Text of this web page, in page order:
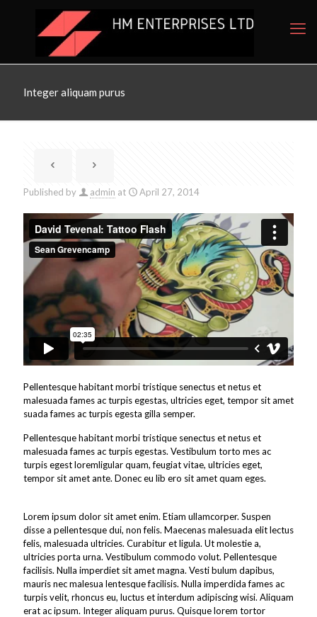
Integer aliquam purus
Published by admin at April 27, 2014
Pellentesque habitant morbi tristique senectus et netus et
malesuada fames ac turpis egestas, ultricies eget, tempor sit amet
suada fames ac turpis egesta gilla semper.
Pellentesque habitant morbi tristique senectus et netus et
malesuada fames ac turpis egestas. Vestibulum torto mes ac
turpis egest loremligular quam, feugiat vitae, ultricies eget,
tempor sit amet ante. Donec eu lib ero sit amet quam eges.
Lorem ipsum dolor sit amet enim. Etiam ullamcorper. Suspen
disse a pellentesque dui, non felis. Maecenas malesuada elit lectus
felis, malesuada ultricies. Curabitur et ligula. Ut molestie a,
ultricies porta urna. Vestibulum commodo volut. Pellentesque
facilisis. Nulla imperdiet sit amet magna. Vesti bulum dapibus,
mauris nec malesua lentesque facilisis. Nulla imperdida fames ac
turpis velit, rhoncus eu, luctus et interdum adipiscing wisi. Aliquam
erat ac ipsum. Integer aliquam purus. Quisque lorem tortor